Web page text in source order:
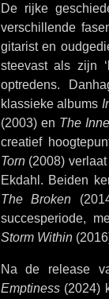
De rijke
verschillende
gitarist en
steevast als zijn
optredens.
klassieke albums
(2003) en The
creatief
Torn(2008) verlaat
Ekdahl. Beiden
The Broken
succesperiode,
Storm Within
Na de release
Emptiness(2024)